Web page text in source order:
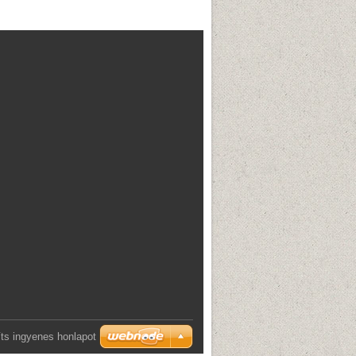
ingyenes honlapot